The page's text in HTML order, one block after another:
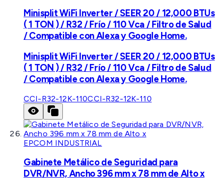
Minisplit WiFi Inverter / SEER 20 / 12,000 BTUs
( 1 TON ) / R32 / Frío / 110 Vca / Filtro de Salud
/ Compatible con Alexa y Google Home.
Minisplit WiFi Inverter / SEER 20 / 12,000 BTUs
( 1 TON ) / R32 / Frío / 110 Vca / Filtro de Salud
/ Compatible con Alexa y Google Home.
CCI-R32-12K-110CCI-R32-12K-110
EPCOM INDUSTRIAL
Gabinete Metálico de Seguridad para
DVR/NVR, Ancho 396 mm x 78 mm de Alto x